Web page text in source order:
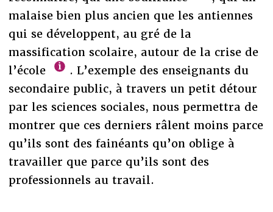
malaise bien plus ancien que les antiennes
qui se développent, au gré de la
massification scolaire, autour de la crise de
l’école
. L’exemple des enseignants du
secondaire public, à travers un petit détour
par les sciences sociales, nous permettra de
montrer que ces derniers râlent moins parce
qu’ils sont des fainéants qu’on oblige à
travailler que parce qu’ils sont des
professionnels au travail.